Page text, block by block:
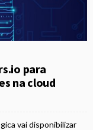
para
na cloud
vai disponibilizar